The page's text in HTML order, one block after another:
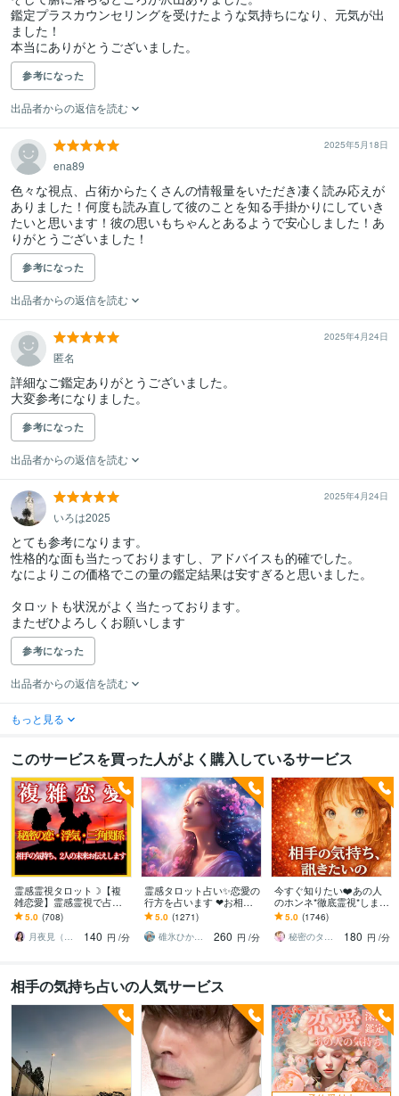
鑑定プラスカウンセリングを受けたような気持ちになり、元気が出
ました！
参考になった
出品者からの返信を読む
2025年5月18日
ena89
色々な視点、占術からたくさんの情報量をいただき凄く読み応えが
ありました！何度も読み直して彼のことを知る手掛かりにしていき
たいと思います！彼の思いもちゃんとあるようで安心しました！あ
りがとうございました！
参考になった
出品者からの返信を読む
2025年4月24日
匿名
詳細なご鑑定ありがとうございました。
大変参考になりました。
参考になった
出品者からの返信を読む
2025年4月24日
いろは2025
とても参考になります。
性格的な面も当たっておりますし、アドバイスも的確でした。
なによりこの価格でこの量の鑑定結果は安すぎると思いました。
タロットも状況がよく当たっております。
またぜひよろしくお願いします
参考になった
出品者からの返信を読む
もっと見る
このサービスを買った人がよく購入しているサービス
霊感霊視タロット☽【複
雑恋愛】霊感霊視で占い
ます 【浮気・三角関係】
複雑な恋愛の悩みを解決
に導く霊感タロット
5.0 (708)
月夜見（つくよみ）☾霊感タロット占い師
140 円 /分
霊感タロット占い✨恋愛の
行方を占います ❤︎お相手
の気持ち、相性、未来を
丁寧に視ます❤︎
5.0 (1271)
碓氷ひかり⭐️クレセントメッセンジャー
260 円 /分
今すぐ知りたい❤️あの人
のホンネ*徹底霊視*します
どんなに届かない想い
も、まるごと受け止めて
読み解く占い✨
5.0 (1746)
秘密のタロット♡ひより
180 円 /分
相手の気持ち占いの人気サービス